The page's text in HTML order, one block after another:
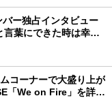
ー独占インタビュー
葉にできた時は幸
コーナーで大盛り上が
「We on Fire」を詳細